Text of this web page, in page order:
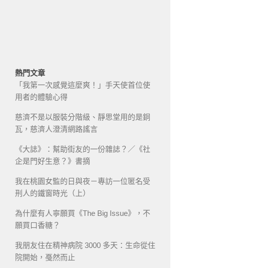
熱門文章
「我第一次感覺這麼爽！」手天使首位使
用者的體驗心得
慈濟不是以服裝分階級、靜思堂用的是銅
瓦，慈濟人澄清網路謠言
《大誌》：幫助街友的一份雜誌？／《社
企是門好生意？》書摘
我在桃園女監的日與夜－專訪一位匿名受
刑人的鐵窗時光（上）
為什麼有人寧願買《The Big Issue》，不
願買口香糖？
我朋友住在精神病院 3000 多天：生命從住
院開始，戞然而止